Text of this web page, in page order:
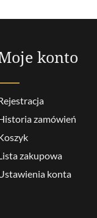
konto
zamówień
zakupowa
konta